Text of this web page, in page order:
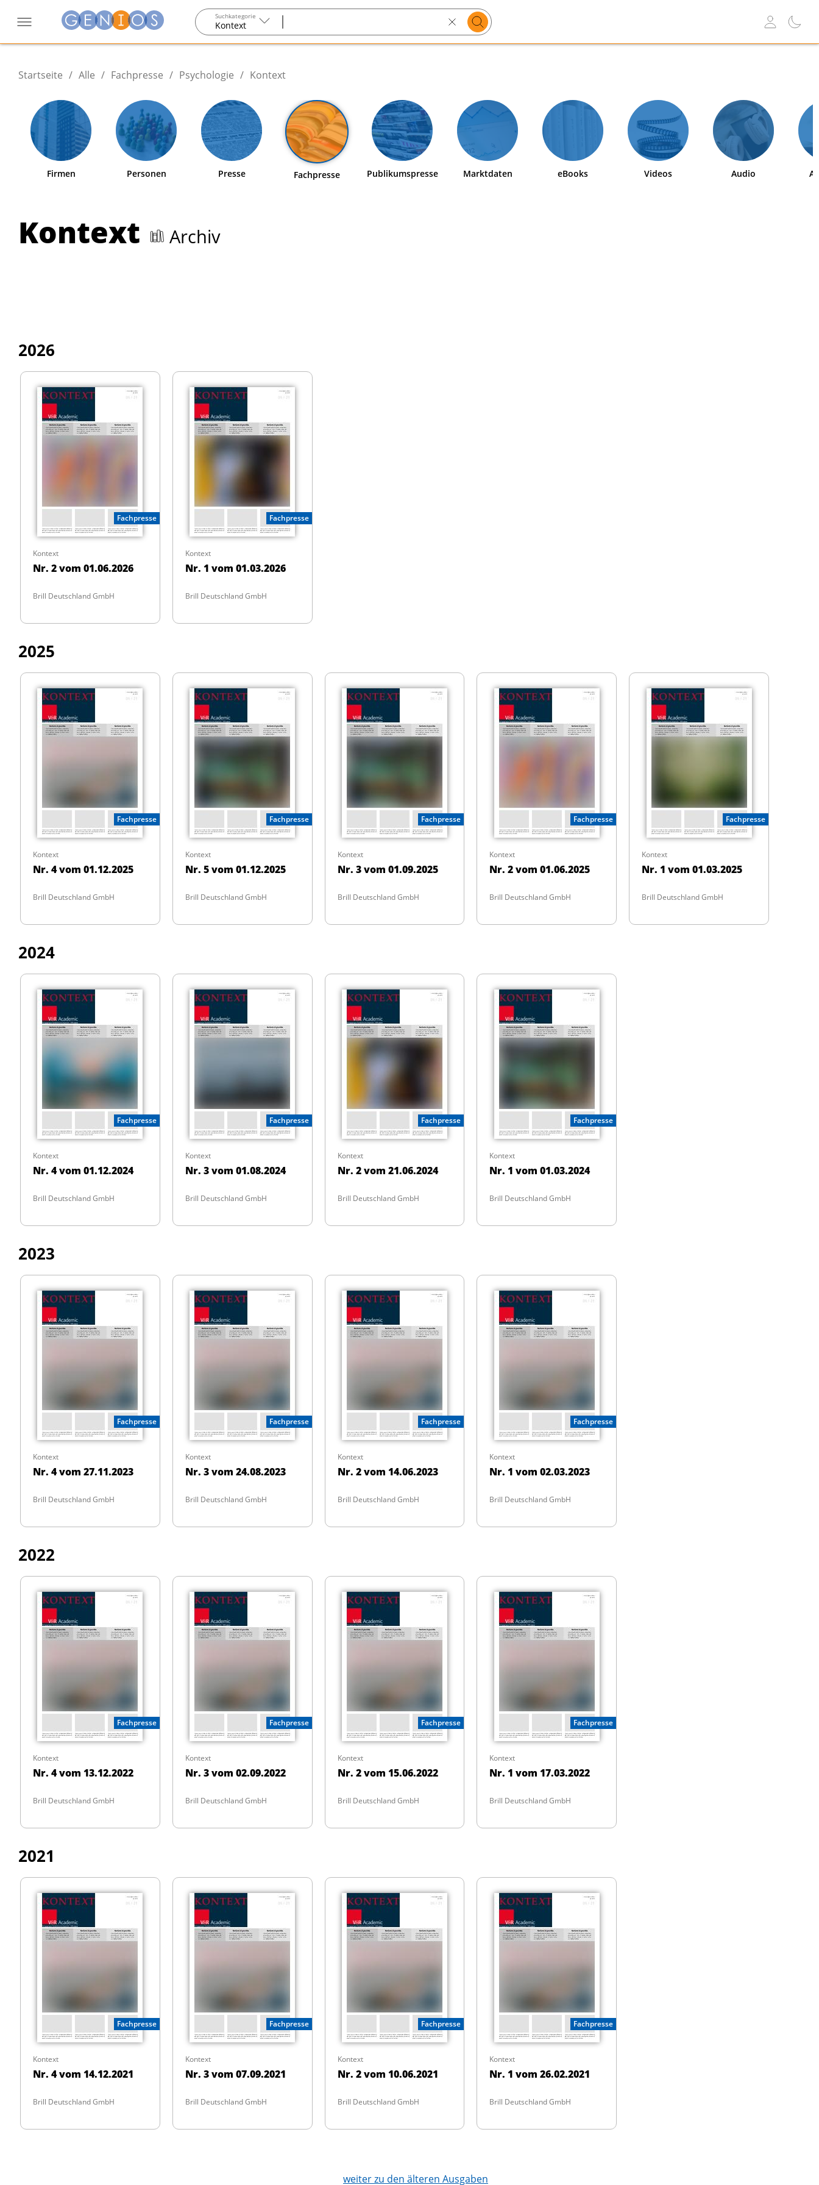
Suchkategorie
Kontext
text
Suchen
Startseite / Alle / Fachpresse / Psychologie / Kontext
Firmen Personen Presse Fachpresse Publikumspresse Marktdaten eBooks Videos Audio
Kontext Archiv
2026
Fachpresse
Kontext
Nr. 2 vom 01.06.2026
Brill Deutschland GmbH
Fachpresse
Kontext
Nr. 1 vom 01.03.2026
Brill Deutschland GmbH
2025
Fachpresse
Kontext
Nr. 4 vom 01.12.2025
Brill Deutschland GmbH
Fachpresse
Kontext
Nr. 5 vom 01.12.2025
Brill Deutschland GmbH
Fachpresse
Kontext
Nr. 3 vom 01.09.2025
Brill Deutschland GmbH
Fachpresse
Kontext
Nr. 2 vom 01.06.2025
Brill Deutschland GmbH
Fachpresse
Kontext
Nr. 1 vom 01.03.2025
Brill Deutschland GmbH
2024
Fachpresse
Kontext
Nr. 4 vom 01.12.2024
Brill Deutschland GmbH
Fachpresse
Kontext
Nr. 3 vom 01.08.2024
Brill Deutschland GmbH
Fachpresse
Kontext
Nr. 2 vom 21.06.2024
Brill Deutschland GmbH
Fachpresse
Kontext
Nr. 1 vom 01.03.2024
Brill Deutschland GmbH
2023
Fachpresse
Kontext
Nr. 4 vom 27.11.2023
Brill Deutschland GmbH
Fachpresse
Kontext
Nr. 3 vom 24.08.2023
Brill Deutschland GmbH
Fachpresse
Kontext
Nr. 2 vom 14.06.2023
Brill Deutschland GmbH
Fachpresse
Kontext
Nr. 1 vom 02.03.2023
Brill Deutschland GmbH
2022
Fachpresse
Kontext
Nr. 4 vom 13.12.2022
Brill Deutschland GmbH
Fachpresse
Kontext
Nr. 3 vom 02.09.2022
Brill Deutschland GmbH
Fachpresse
Kontext
Nr. 2 vom 15.06.2022
Brill Deutschland GmbH
Fachpresse
Kontext
Nr. 1 vom 17.03.2022
Brill Deutschland GmbH
2021
Fachpresse
Kontext
Nr. 4 vom 14.12.2021
Brill Deutschland GmbH
Fachpresse
Kontext
Nr. 3 vom 07.09.2021
Brill Deutschland GmbH
Fachpresse
Kontext
Nr. 2 vom 10.06.2021
Brill Deutschland GmbH
Fachpresse
Kontext
Nr. 1 vom 26.02.2021
Brill Deutschland GmbH
weiter zu den älteren Ausgaben